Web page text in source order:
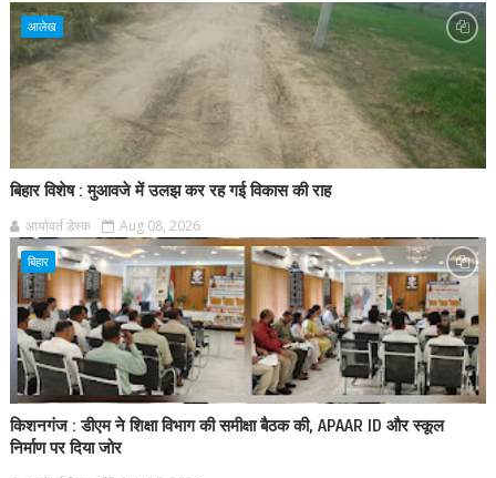
आलेख
बिहार विशेष : मुआवजे में उलझ कर रह गई विकास की राह
आर्यावर्त डेस्क Aug 08, 2026
बिहार
किशनगंज : डीएम ने शिक्षा विभाग की समीक्षा बैठक की, APAAR ID और स्कूल
निर्माण पर दिया जोर